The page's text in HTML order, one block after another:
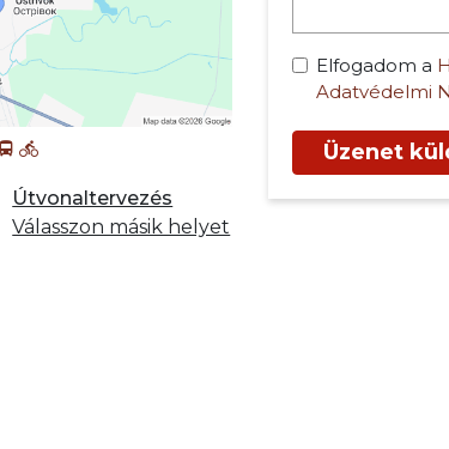
Útvonaltervezés
Válasszon másik helyet
Elfogadom a
Adatvédelmi
Üzenet